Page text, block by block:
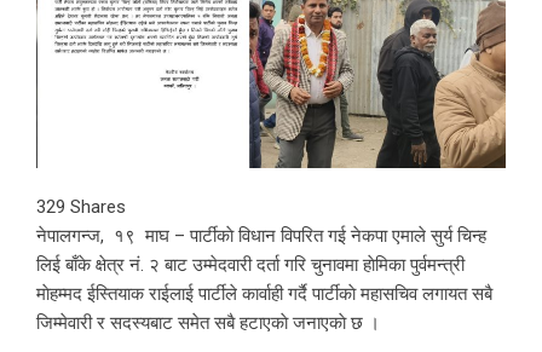
329 Shares
नेपालगन्ज, १९ माघ – पार्टीकाे विधान विपरित गई नेकपा एमाले सुर्य चिन्ह
लिई बाँके क्षेत्र नं. २ बाट उम्मेदवारी दर्ता गरि चुनावमा हाेमिका पुर्वमन्त्री
माेहम्मद ईस्तियाक राईलाई पार्टीले कार्वाही गर्दै पार्टीकाे महासचिव लगायत सबै
जिम्मेवारी र सदस्यबाट समेत सबै हटाएकाे जनाएकाे छ ।